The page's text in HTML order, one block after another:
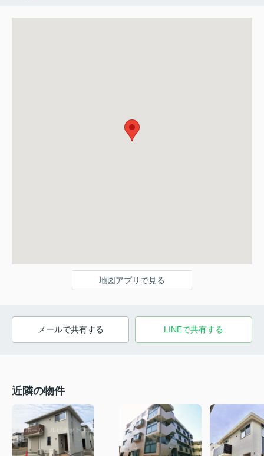
地図アプリで見る
メールで共有する LINEで共有する
近隣の物件